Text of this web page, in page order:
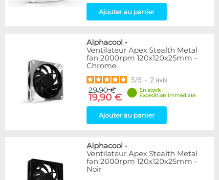
Ajouter au panier
Alphacool -
Ventilateur Apex Stealth Metal
fan 2000rpm 120x120x25mm -
Chrome
5/5 - 2 avis
29,90 €
19,90 €
En stock
Expédition immédiate
Ajouter au panier
Alphacool -
Ventilateur Apex Stealth Metal
fan 2000rpm 120x120x25mm -
Noir